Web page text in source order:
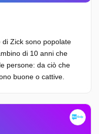
di Zick sono popolate
di 10 anni che
persone: da ciò che
buone o cattive.